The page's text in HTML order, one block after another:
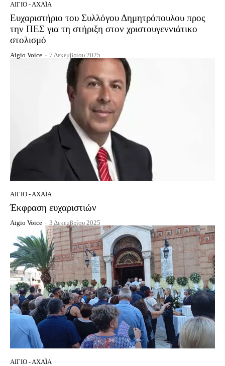
ΑΊΓΙΟ - ΑΧΑΪ́Α
Ευχαριστήριο του Συλλόγου Δημητρόπουλου προς
την ΠΕΣ για τη στήριξη στον χριστουγεννιάτικο
στολισμό
Aigio Voice - 7 Δεκεμβρίου 2025
ΑΊΓΙΟ - ΑΧΑΪ́Α
Έκφραση ευχαριστιών
Aigio Voice - 3 Δεκεμβρίου 2025
ΑΊΓΙΟ - ΑΧΑΪ́Α